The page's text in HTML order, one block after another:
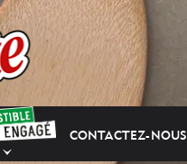
CONTACTEZ-NOUS